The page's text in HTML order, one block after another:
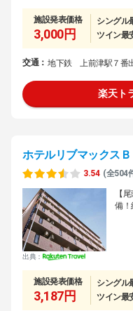
施設発表価格
3,000円
シングル
ツイン最
交通： 地下鉄 上前津駅７番
楽天ト
ホテルリブマックス
3.54 (全504
出典：
【
備！
施設発表価格
3,187円
シングル
ツイン最